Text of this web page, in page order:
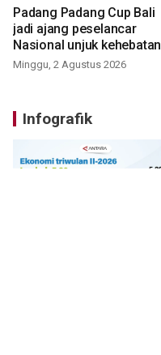
Padang Padang Cup Bali
jadi ajang peselancar
Nasional unjuk kehebatan
Minggu, 2 Agustus 2026
Infografik